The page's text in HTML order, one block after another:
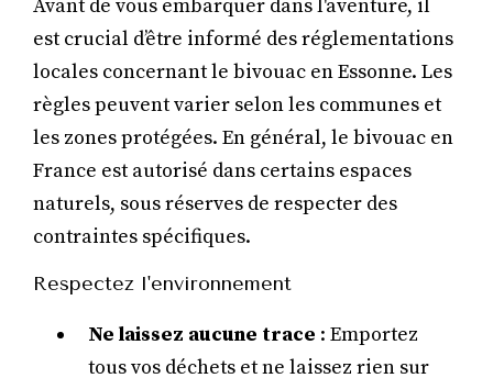
Avant de vous embarquer dans l'aventure, il
est crucial d’être informé des réglementations
locales concernant le bivouac en Essonne. Les
règles peuvent varier selon les communes et
les zones protégées. En général, le bivouac en
France est autorisé dans certains espaces
naturels, sous réserves de respecter des
contraintes spécifiques.
Respectez l'environnement
Ne laissez aucune trace : Emportez
tous vos déchets et ne laissez rien sur